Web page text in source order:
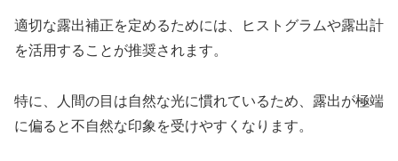
適切な露出補正を定めるためには、ヒストグラムや露出計
を活用することが推奨されます。
特に、人間の目は自然な光に慣れているため、露出が極端
に偏ると不自然な印象を受けやすくなります。